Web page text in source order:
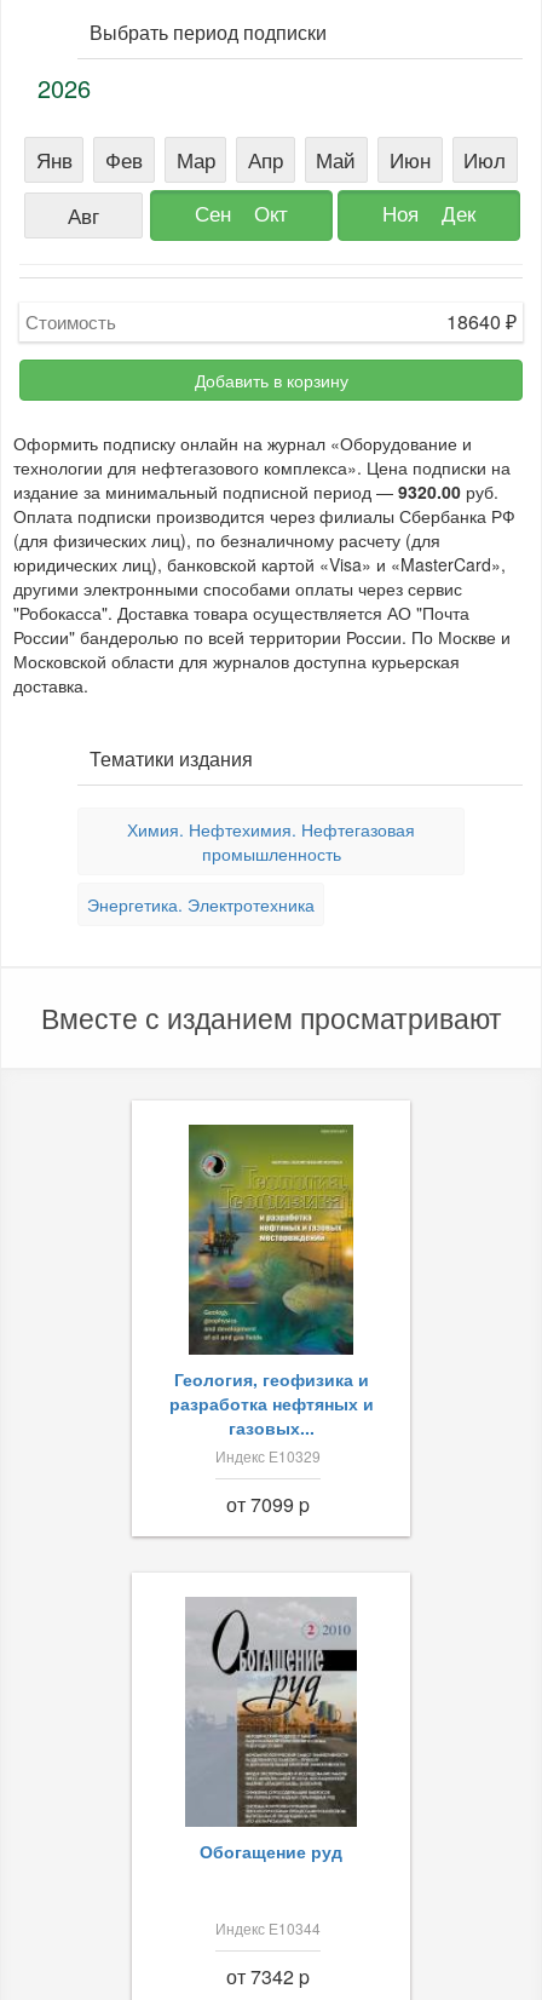
Выбрать период подписки
2026
Янв Фев Мар Апр Май Июн
Июл
Авг
Сен Окт Ноя Дек
Стоимость 18640 ₽
Добавить в корзину
Оформить подписку онлайн на журнал «Оборудование и
технологии для нефтегазового комплекса». Цена подписки на
издание за минимальный подписной период — 9320.00 руб.
Оплата подписки производится через филиалы Сбербанка РФ
(для физических лиц), по безналичному расчету (для
юридических лиц), банковской картой «Visa» и «MasterCard»,
другими электронными способами оплаты через сервис
"Робокасса". Доставка товара осуществляется АО "Почта
России" бандеролью по всей территории России. По Москве и
Московской области для журналов доступна курьерская
доставка.
Тематики издания
Химия. Нефтехимия. Нефтегазовая
промышленность
Энергетика. Электротехника
Вместе с изданием просматривают
Геология, геофизика и
разработка нефтяных и
газовых...
Индекс Е10329
от 7099 p
Обогащение руд
Индекс Е10344
от 7342 p